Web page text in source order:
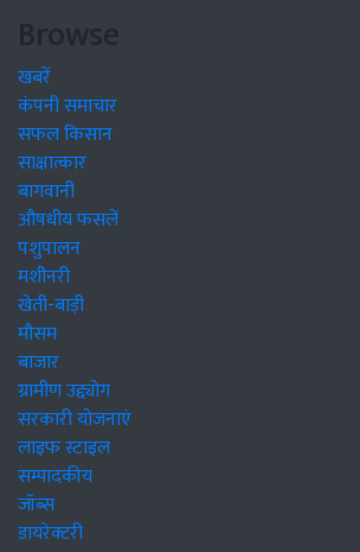
Browse
खबरें
कंपनी समाचार
सफल किसान
साक्षात्कार
बागवानी
औषधीय फसलें
पशुपालन
मशीनरी
खेती-बाड़ी
मौसम
बाजार
ग्रामीण उद्द्योग
सरकारी योजनाएं
लाइफ स्टाइल
सम्पादकीय
जॉब्स
डायरेक्टरी